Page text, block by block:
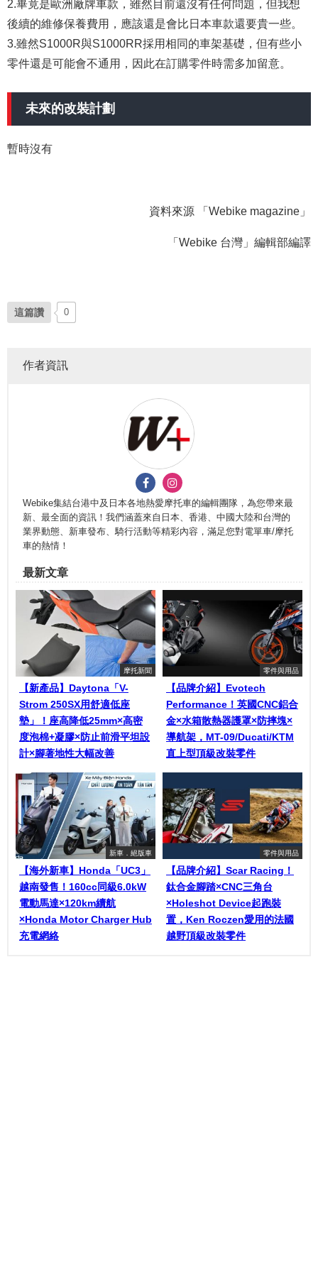
2.畢竟是歐洲廠牌車款，雖然目前還沒有任何問題，但我想
後續的維修保養費用，應該還是會比日本車款還要貴一些。
3.雖然S1000R與S1000RR採用相同的車架基礎，但有些小
零件還是可能會不通用，因此在訂購零件時需多加留意。
未來的改裝計劃
暫時沒有
資料來源 「Webike magazine」
「Webike 台灣」編輯部編譯
這篇讚 0
作者資訊
Webike集結台港中及日本各地熱愛摩托車的編輯團隊，為您帶來最
新、最全面的資訊！我們涵蓋來自日本、香港、中國大陸和台灣的
業界動態、新車發布、騎行活動等精彩內容，滿足您對電單車/摩托
車的熱情！
最新文章
摩托新聞
【新產品】Daytona「V-
Strom 250SX用舒適低座
墊」！座高降低25mm×高密
度泡棉+凝膠×防止前滑平坦設
計×腳著地性大幅改善
零件與用品
【品牌介紹】Evotech
Performance！英國CNC鋁合
金×水箱散熱器護罩×防摔塊×
導航架，MT-09/Ducati/KTM
直上型頂級改裝零件
新車．絕版車
【海外新車】Honda「UC3」
越南發售！160cc同級6.0kW
電動馬達×120km續航
×Honda Motor Charger Hub
充電網絡
零件與用品
【品牌介紹】Scar Racing！
鈦合金腳踏×CNC三角台
×Holeshot Device起跑裝
置，Ken Roczen愛用的法國
越野頂級改裝零件